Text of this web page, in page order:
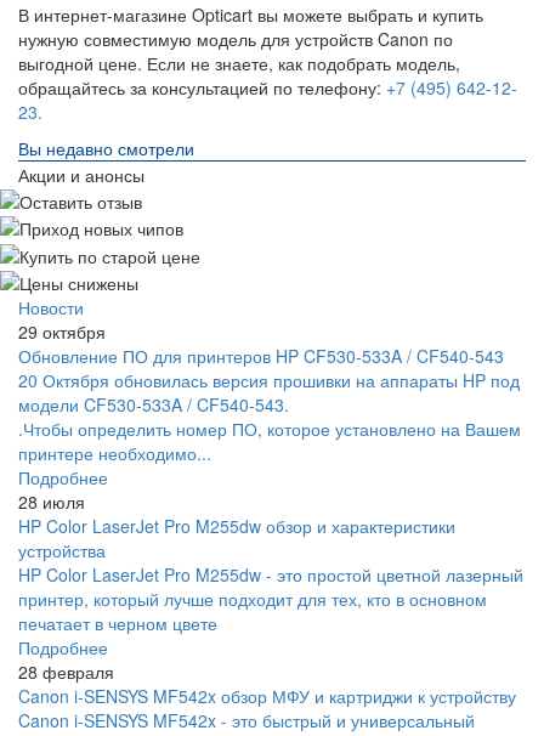
В интернет-магазине Opticart вы можете выбрать и купить
нужную совместимую модель для устройств Canon по
выгодной цене. Если не знаете, как подобрать модель,
обращайтесь за консультацией по телефону: +7 (495) 642-12-
23.
Вы недавно смотрели
Акции и анонсы
Новости
29 октября
Обновление ПО для принтеров HP CF530-533A / CF540-543
20 Октября обновилась версия прошивки на аппараты HP под
модели CF530-533A / CF540-543.
.Чтобы определить номер ПО, которое установлено на Вашем
принтере необходимо...
Подробнее
28 июля
HP Color LaserJet Pro M255dw обзор и характеристики
устройства
HP Color LaserJet Pro M255dw - это простой цветной лазерный
принтер, который лучше подходит для тех, кто в основном
печатает в черном цвете
Подробнее
28 февраля
Canon i-SENSYS MF542x обзор МФУ и картриджи к устройству
Canon i-SENSYS MF542x - это быстрый и универсальный